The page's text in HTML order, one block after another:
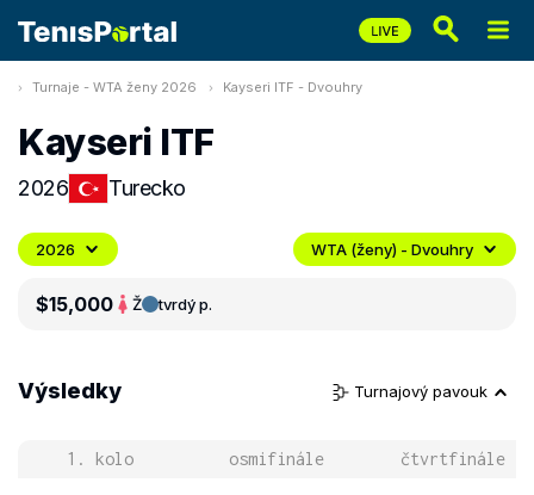
Turnaje - WTA ženy 2026 Kayseri ITF - Dvouhry
Kayseri ITF
2026 Turecko
2026 WTA (ženy) - Dvouhry
$15,000 Ž tvrdý p.
Výsledky Turnajový pavouk
1. kolo osmifinále čtvrtfinále